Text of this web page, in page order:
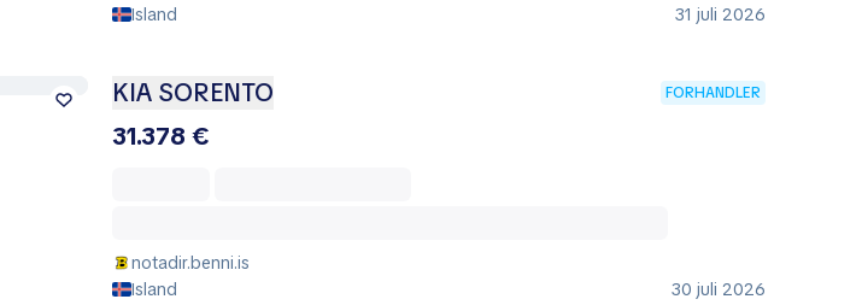
Island
31 juli 2026
KIA SORENTO FORHANDLER
31.378 €
notadir.benni.is
Island
30 juli 2026